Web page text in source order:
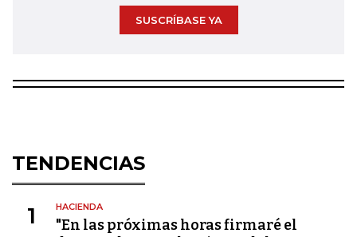
SUSCRÍBASE YA
TENDENCIAS
1 HACIENDA
"En las próximas horas firmaré el